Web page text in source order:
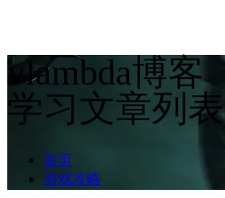
vlambda博客
学习文章列表
首页
游戏攻略